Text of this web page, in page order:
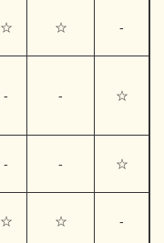
☆ ☆ -
- - ☆
- - ☆
☆ ☆ -